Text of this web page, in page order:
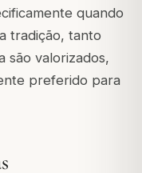
quando
tradição, tanto
são valorizados,
preferido para